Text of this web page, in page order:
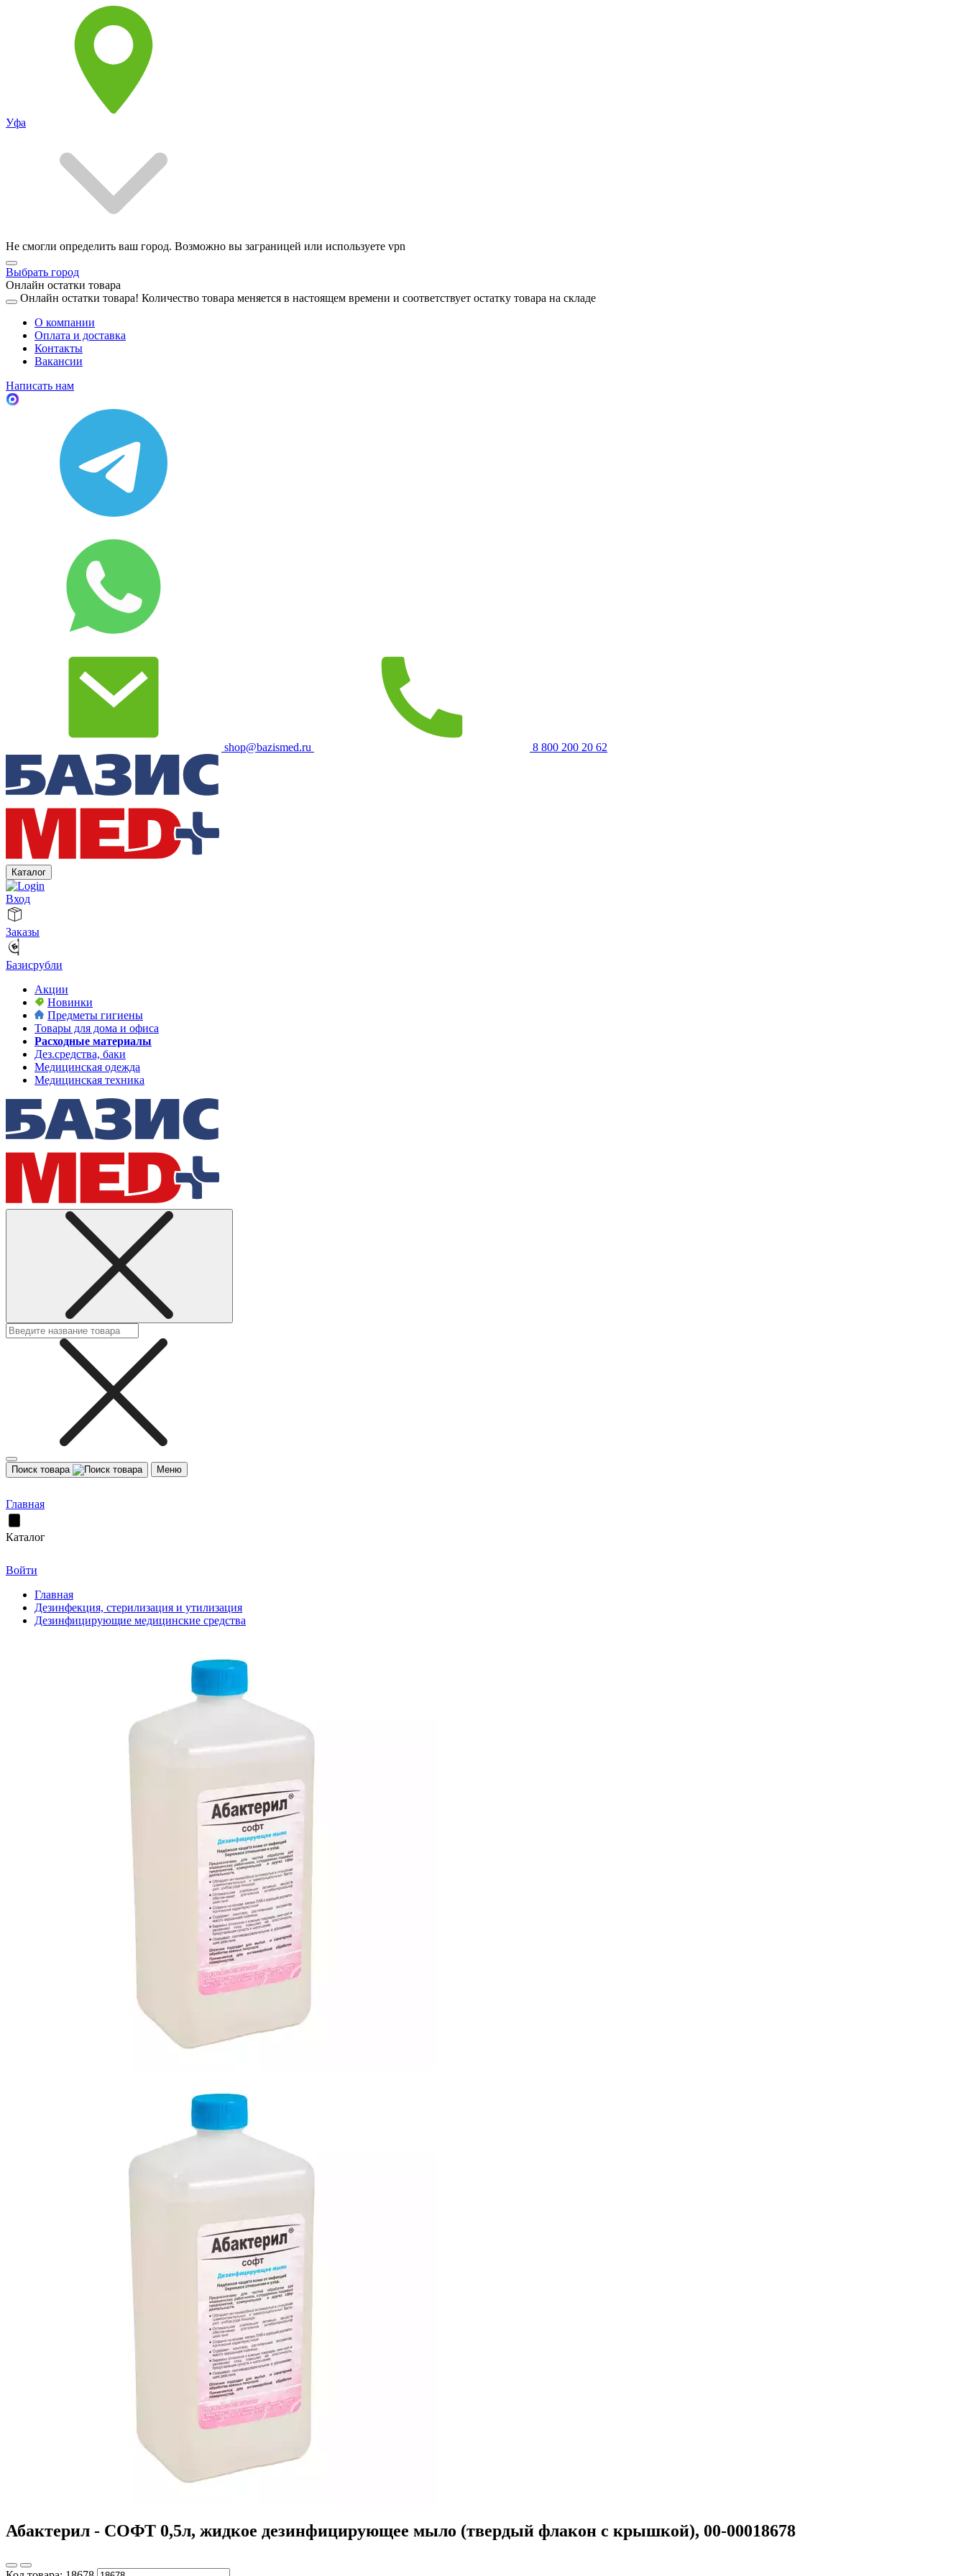
Уфа
Не смогли определить ваш город. Возможно вы заграницей или используете vpn
Выбрать город
Онлайн остатки товара
Онлайн остатки товара! Количество товара меняется в настоящем времени и соответствует остатку товара на складе
О компании
Оплата и доставка
Контакты
Вакансии
Написать нам
shop@bazismed.ru 8 800 200 20 62
Каталог
Вход
Заказы
Базисрубли
Акции
Новинки
Предметы гигиены
Товары для дома и офиса
Расходные материалы
Дез.средства, баки
Медицинская одежда
Медицинская техника
Поиск товара Меню
Главная
Каталог
Войти
Главная
Дезинфекция, стерилизация и утилизация
Дезинфицирующие медицинские средства
Абактерил - СОФТ 0,5л, жидкое дезинфицирующее мыло (твердый флакон с крышкой), 00-00018678